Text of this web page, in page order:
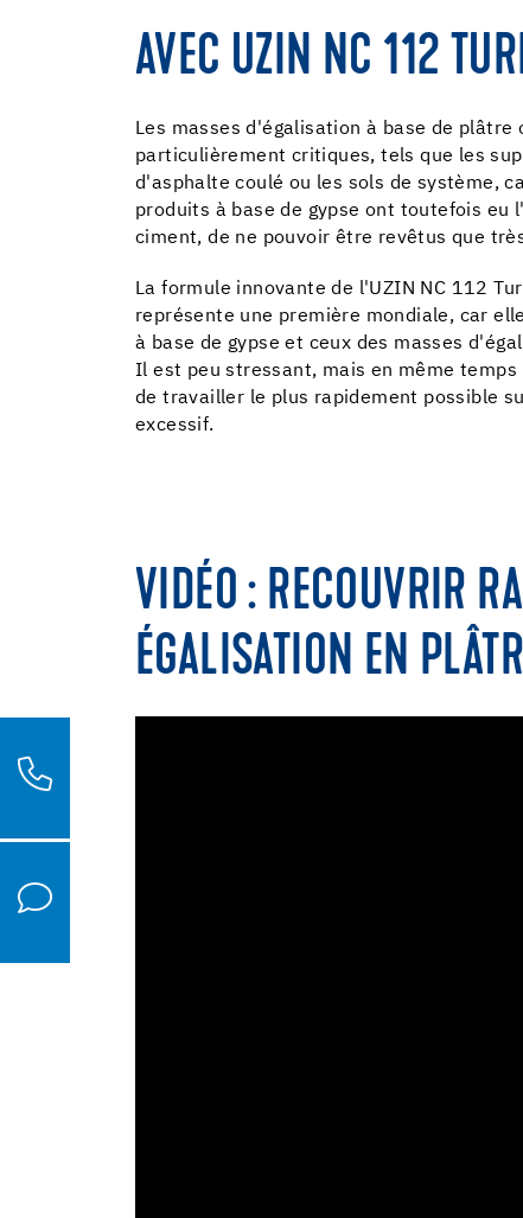
AVEC UZIN NC 112
Les masses d'égalisation à base de
particulièrement critiques, tels que les
d'asphalte coulé ou les sols de système,
produits à base de gypse ont toutefois eu
ciment, de ne pouvoir être revêtus que
La formule innovante de l'UZIN NC 112
représente une première mondiale, car
à base de gypse et ceux des masses
Il est peu stressant, mais en même
de travailler le plus rapidement possible
excessif.
VIDÉO : RECOUVRIR
ÉGALISATION EN